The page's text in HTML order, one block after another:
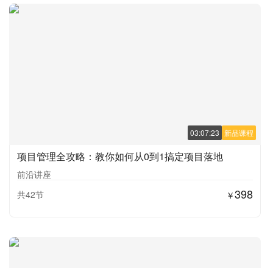
新品课程
03:07:23
项目管理全攻略：教你如何从0到1搞定项目落地
前沿讲座
共42节
￥398